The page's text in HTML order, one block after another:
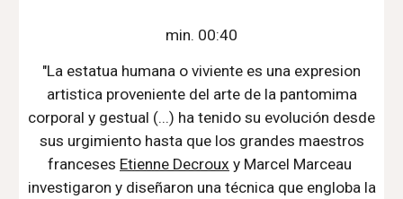
min. 00:40
"La estatua humana o viviente es una expresion
artistica proveniente del arte de la pantomima
corporal y gestual (...) ha tenido su evolución desde
sus urgimiento hasta que los grandes maestros
franceses Etienne Decroux y Marcel Marceau
investigaron y diseñaron una técnica que engloba la